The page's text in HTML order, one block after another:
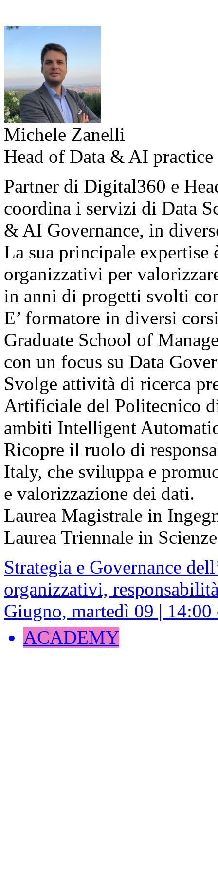
Michele Zanelli
Head of Data & AI
Partner di Digital360 e
coordina i servizi di Data
& AI Governance, in
La sua principale
organizzativi per
in anni di progetti svolti
E’ formatore in diversi
Graduate School of
con un focus su Data
Svolge attività di ricerca
Artificiale del Politecnico
ambiti Intelligent
Ricopre il ruolo di
Italy, che sviluppa e
e valorizzazione dei dati.
Laurea Magistrale in
Laurea Triennale in
Strategia e Governance
organizzativi,
Giugno, martedì 09 |
ACADEMY